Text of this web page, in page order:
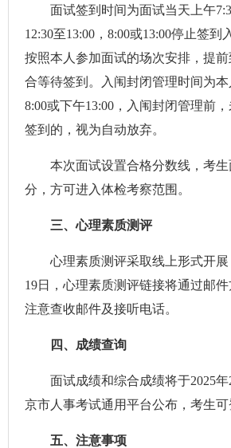
面试签到时间为面试当天上午
12:30至13:00，8:00或13:00停止签到
按照本人参加面试的场次安排，提
合等待签到。入闱封闭管理时间为
8:00或下午13:00，入闱封闭管理前
签到的，视为自动放弃。
本次面试设置合格分数线，考生
分，方可进入体检考察范围。
三、心理素质测评
心理素质测评采取线上形式开展
19日，心理素质测评链接将通过邮
注意查收邮件及接听电话。
四、成绩查询
面试成绩和综合成绩将于2025年
京市人事考试通用平台公布，考生可
五、注意事项